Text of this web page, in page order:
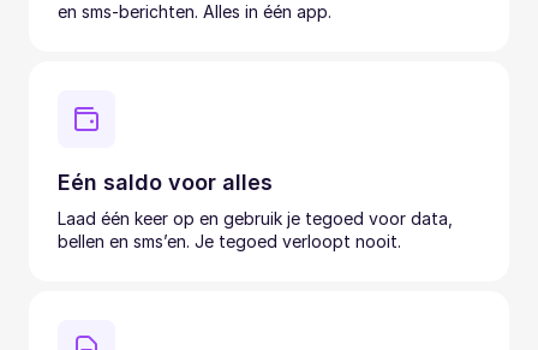
en sms-berichten. Alles in één app.
Eén saldo voor alles
Laad één keer op en gebruik je tegoed voor data,
bellen en sms’en. Je tegoed verloopt nooit.